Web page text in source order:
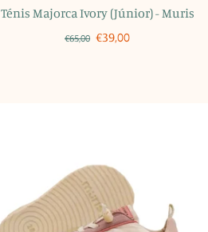
Ténis Majorca Ivory (Júnior) - Muris
€65,00 €39,00